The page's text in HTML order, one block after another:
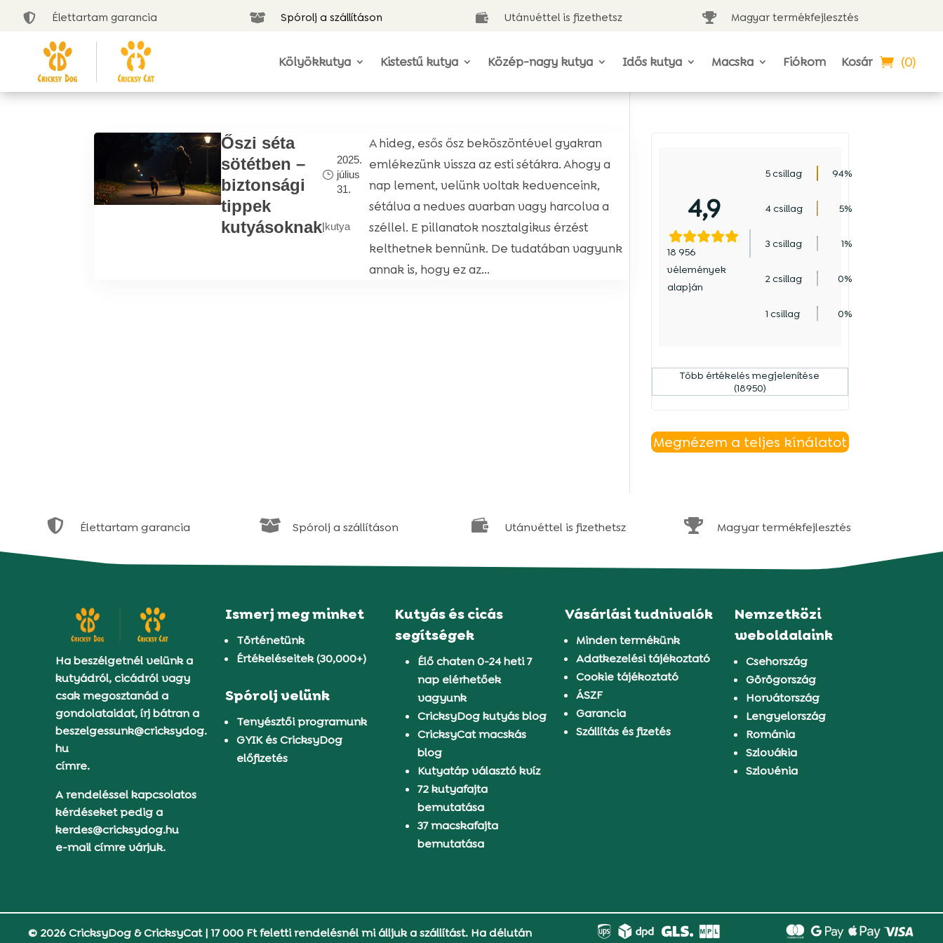
 Élettartam garancia  Spórolj a szállításon  Utánvéttel is fizethetsz  Magyar termékfejlesztés
Kölyökkutya Kistestű kutya Közép-nagy kutya Idős kutya Macska Fiókom Kosár (0)
Őszi séta
sötétben –
biztonsági
tippek
kutyásoknak
2025.
július
31.
|kutya
A hideg, esős ősz beköszöntével gyakran
emlékezünk vissza az esti sétákra. Ahogy a
nap lement, velünk voltak kedvenceink,
sétálva a nedves avarban vagy harcolva a
széllel. E pillanatok nosztalgikus érzést
kelthetnek bennünk. De tudatában vagyunk
annak is, hogy ez az...
4,9
18 956
vélemények
alapján
5 csillag 94%
4 csillag 5%
3 csillag 1%
2 csillag 0%
1 csillag 0%
Több értékelés megjelenítése
(18950)
Megnézem a teljes kínálatot
 Élettartam garancia  Spórolj a szállításon  Utánvéttel is fizethetsz  Magyar termékfejlesztés
Ha beszélgetnél velünk a
kutyádról, cicádról vagy
csak megosztanád a
gondolataidat, írj bátran a
beszelgessunk@cricksydog.
hu
címre.
A rendeléssel kapcsolatos
kérdéseket pedig a
kerdes@cricksydog.hu
e-mail címre várjuk.
Ismerj meg minket
Történetünk
Értékeléseitek (30,000+)
Spórolj velünk
Tenyésztői programunk
GYIK és CricksyDog
előfizetés
Kutyás és cicás
segítségek
Élő chaten 0-24 heti 7
nap elérhetőek
vagyunk
CricksyDog kutyás blog
CricksyCat macskás
blog
Kutyatáp választó kvíz
72 kutyafajta
bemutatása
37 macskafajta
bemutatása
Vásárlási tudnivalók
Minden termékünk
Adatkezelési tájékoztató
Cookie tájékoztató
ÁSZF
Garancia
Szállítás és fizetés
Nemzetközi
weboldalaink
Csehország
Görögország
Horvátország
Lengyelország
Románia
Szlovákia
Szlovénia
© 2026 CricksyDog & CricksyCat|17 000 Ft feletti rendelésnél mi álljuk a szállítást. Ha délután